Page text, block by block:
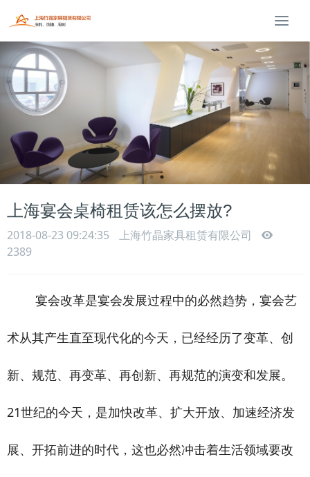
T
o
g
e
n
上海宴会桌椅租赁该怎么摆放?
2018-08-23 09:24:35
上海竹晶家具租赁有限公司
2389
宴会改革是宴会发展过程中的必然趋势，宴会艺
术从其产生直至现代化的今天，已经经历了变革、创
新、规范、再变革、再创新、再规范的演变和发展。
21世纪的今天，是加快改革、扩大开放、加速经济发
展、开拓前进的时代，这也必然冲击着生活领域要改